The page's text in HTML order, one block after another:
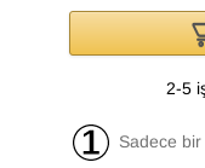
2-5
Sadece